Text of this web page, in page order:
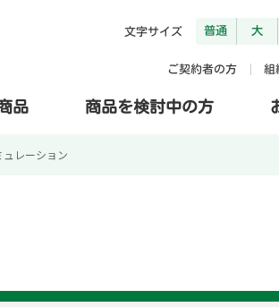
文字サイズ 普通 大
ご契約者の方 組
品 商品を検討中の方
ュレーション